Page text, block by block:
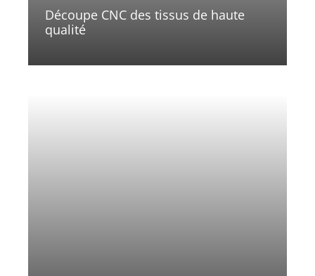
Découpe CNC des tissus de haute
qualité